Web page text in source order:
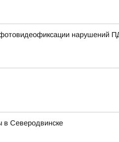
нарушений
в Северодвинске